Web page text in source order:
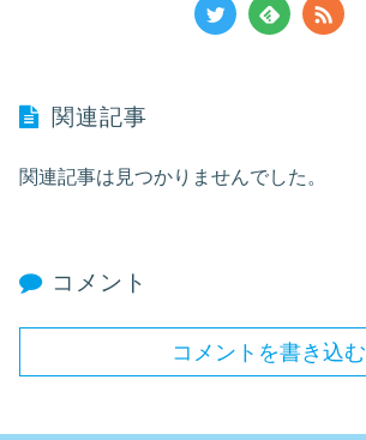
関連記事
関連記事は見つかりませんでした。
コメント
コメントを書き込む